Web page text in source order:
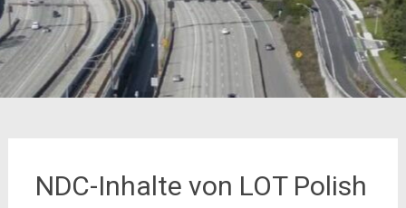
NDC-Inhalte von LOT Polish